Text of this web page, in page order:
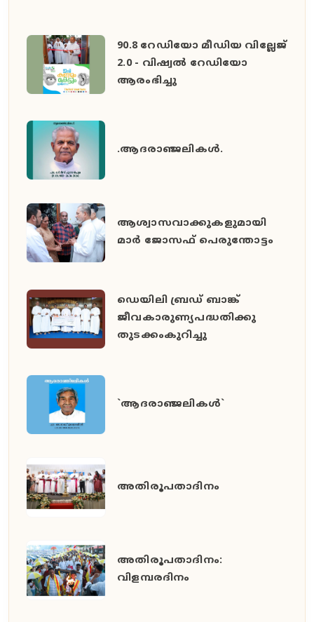
90.8 റേഡിയോ മീഡിയ വില്ലേജ്
2.0 - വിഷ്വൽ റേഡിയോ
ആരംഭിച്ചു
.ആദരാഞ്ജലികൾ.
ആശ്വാസവാക്കുകളുമായി
മാർ ജോസഫ് പെരുന്തോട്ടം
ഡെയിലി ബ്രഡ് ബാങ്ക്
ജീവകാരുണ്യപദ്ധതിക്കു
തുടക്കംകുറിച്ചു
`ആദരാഞ്ജലികൾ`
അതിരൂപതാദിനം
അതിരൂപതാദിനം:
വിളമ്പരദിനം